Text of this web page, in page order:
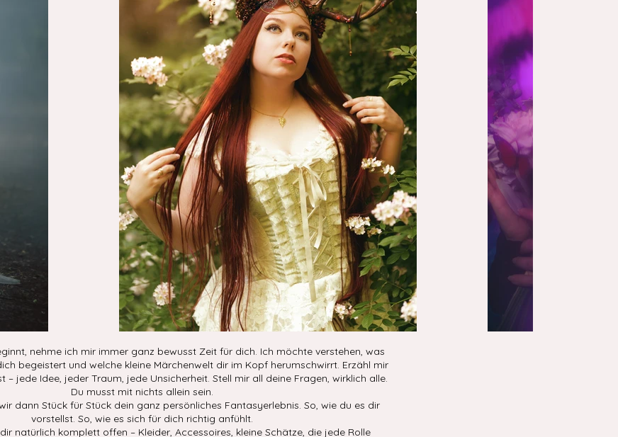
nehme ich mir immer ganz bewusst Zeit für dich. Ich möchte verstehen, was
begeistert und welche kleine Märchenwelt dir im Kopf herumschwirrt. Erzähl mir
– jede Idee, jeder Traum, jede Unsicherheit. Stell mir all deine Fragen, wirklich alle.
Du musst mit nichts allein sein.
dann Stück für Stück dein ganz persönliches Fantasyerlebnis. So, wie du es dir
vorstellst. So, wie es sich für dich richtig anfühlt.
natürlich komplett offen – Kleider, Accessoires, kleine Schätze, die jede Rolle